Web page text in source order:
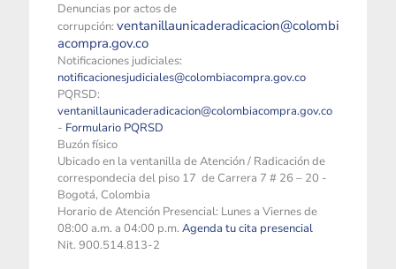
Denuncias por actos de
corrupción: ventanillaunicaderadicacion@colombi
acompra.gov.co
Notificaciones judiciales:
notificacionesjudiciales@colombiacompra.gov.co
PQRSD:
ventanillaunicaderadicacion@colombiacompra.gov.co
- Formulario PQRSD
Buzón físico
Ubicado en la ventanilla de Atención / Radicación de
correspondecia del piso 17 de Carrera 7 # 26 – 20 -
Bogotá, Colombia
Horario de Atención Presencial: Lunes a Viernes de
08:00 a.m. a 04:00 p.m. Agenda tu cita presencial
Nit. 900.514.813-2